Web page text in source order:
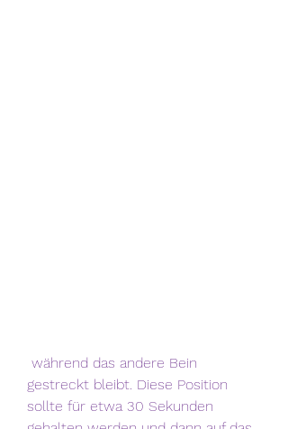
gestreckt bleibt. Diese Position
sollte für etwa 30 Sekunden